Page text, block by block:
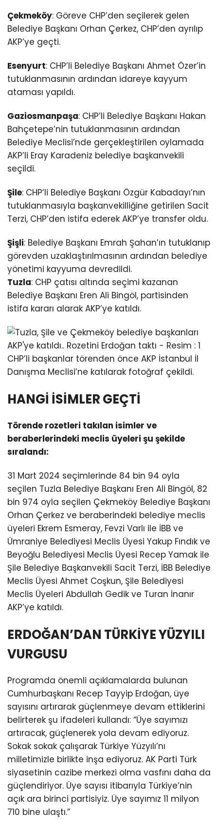
Çekmeköy: Göreve CHP’den seçilerek gelen
Belediye Başkanı Orhan Çerkez, CHP’den ayrılıp
AKP’ye geçti.
Esenyurt: CHP’li Belediye Başkanı Ahmet Özer’in
tutuklanmasının ardından idareye kayyum
ataması yapıldı.
Gaziosmanpaşa: CHP’li Belediye Başkanı Hakan
Bahçetepe’nin tutuklanmasının ardından
Belediye Meclisi’nde gerçekleştirilen oylamada
AKP’li Eray Karadeniz belediye başkanvekili
seçildi.
Şile: CHP’li Belediye Başkanı Özgür Kabadayı’nın
tutuklanmasıyla başkanvekilliğine getirilen Sacit
Terzi, CHP’den istifa ederek AKP’ye transfer oldu.
Şişli: Belediye Başkanı Emrah Şahan’ın tutuklanıp
görevden uzaklaştırılmasının ardından belediye
yönetimi kayyuma devredildi.
Tuzla: CHP çatısı altında seçimi kazanan
Belediye Başkanı Eren Ali Bingöl, partisinden
istifa kararı alarak AKP’ye katıldı.
CHP’li başkanlar törenden önce AKP İstanbul İl
Danışma Meclisi’ne katılarak fotoğraf çekildi.
HANGİ İSİMLER GEÇTİ
Törende rozetleri takılan isimler ve
beraberlerindeki meclis üyeleri şu şekilde
sıralandı:
31 Mart 2024 seçimlerinde 84 bin 94 oyla
seçilen Tuzla Belediye Başkanı Eren Ali Bingöl, 82
bin 974 oyla seçilen Çekmeköy Belediye Başkanı
Orhan Çerkez ve beraberindeki belediye meclis
üyeleri Ekrem Esmeray, Fevzi Varlı ile İBB ve
Ümraniye Belediyesi Meclis Üyesi Yakup Fındık ve
Beyoğlu Belediyesi Meclis Üyesi Recep Yamak ile
Şile Belediye Başkanvekili Sacit Terzi, İBB Belediye
Meclis Üyesi Ahmet Coşkun, Şile Belediyesi
Meclis Üyeleri Abdullah Gedik ve Turan İnanır
AKP’ye katıldı.
ERDOĞAN’DAN TÜRKİYE YÜZYILI
VURGUSU
Programda önemli açıklamalarda bulunan
Cumhurbaşkanı Recep Tayyip Erdoğan, üye
sayısını artırarak güçlenmeye devam ettiklerini
belirterek şu ifadeleri kullandı: “Üye sayımızı
artıracak, güçlenerek yola devam ediyoruz.
Sokak sokak çalışarak Türkiye Yüzyılı’nı
milletimizle birlikte inşa ediyoruz. AK Parti Türk
siyasetinin cazibe merkezi olma vasfını daha da
güçlendiriyor. Üye sayısı itibarıyla Türkiye’nin
açık ara birinci partisiyiz. Üye sayımız 11 milyon
710 bine ulaştı.”